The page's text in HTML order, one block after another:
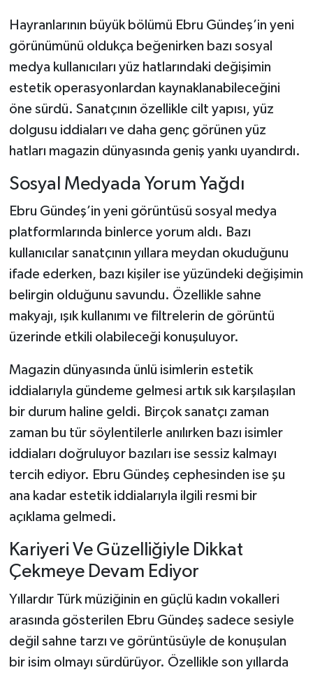
Hayranlarının büyük bölümü Ebru Gündeş’in yeni
görünümünü oldukça beğenirken bazı sosyal
medya kullanıcıları yüz hatlarındaki değişimin
estetik operasyonlardan kaynaklanabileceğini
öne sürdü. Sanatçının özellikle cilt yapısı, yüz
dolgusu iddiaları ve daha genç görünen yüz
hatları magazin dünyasında geniş yankı uyandırdı.
Sosyal Medyada Yorum Yağdı
Ebru Gündeş’in yeni görüntüsü sosyal medya
platformlarında binlerce yorum aldı. Bazı
kullanıcılar sanatçının yıllara meydan okuduğunu
ifade ederken, bazı kişiler ise yüzündeki değişimin
belirgin olduğunu savundu. Özellikle sahne
makyajı, ışık kullanımı ve filtrelerin de görüntü
üzerinde etkili olabileceği konuşuluyor.
Magazin dünyasında ünlü isimlerin estetik
iddialarıyla gündeme gelmesi artık sık karşılaşılan
bir durum haline geldi. Birçok sanatçı zaman
zaman bu tür söylentilerle anılırken bazı isimler
iddiaları doğruluyor bazıları ise sessiz kalmayı
tercih ediyor. Ebru Gündeş cephesinden ise şu
ana kadar estetik iddialarıyla ilgili resmi bir
açıklama gelmedi.
Kariyeri Ve Güzelliğiyle Dikkat
Çekmeye Devam Ediyor
Yıllardır Türk müziğinin en güçlü kadın vokalleri
arasında gösterilen Ebru Gündeş sadece sesiyle
değil sahne tarzı ve görüntüsüyle de konuşulan
bir isim olmayı sürdürüyor. Özellikle son yıllarda